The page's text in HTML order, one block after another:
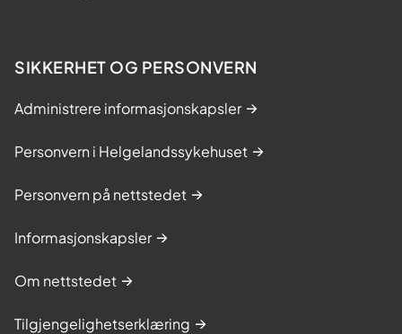
SIKKERHET OG PERSONVERN
Administrere informasjonskapsler
Personvern i Helgelandssykehuset
Personvern på nettstedet
Informasjonskapsler
Om nettstedet
Tilgjengelighetserklæring